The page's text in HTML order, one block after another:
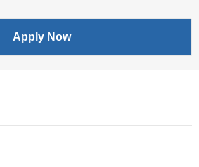
Apply Now